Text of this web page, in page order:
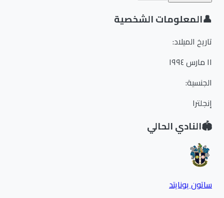
المعلومات الشخصية
تاريخ الميلاد:
الجنسية:
إنجلترا
النادي الحالي
ساتون يونايتد